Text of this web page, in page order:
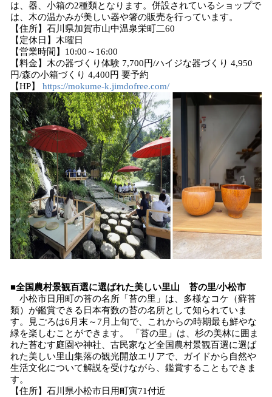
は、器、小箱の2種類となります。併設されているショップで
は、木の温かみが美しい器や箸の販売を行っています。
【住所】石川県加賀市山中温泉栄町二60
【定休日】木曜日
【営業時間】10:00～16:00
【料金】木の器づくり体験 7,700円/ハイジな器づくり 4,950
円/森の小箱づくり 4,400円 要予約
【HP】 https://mokume-k.jimdofree.com/
■全国農村景観百選に選ばれた美しい里山 苔の里/小松市
小松市日用町の苔の名所「苔の里」は、多様なコケ（蘚苔
類）が鑑賞できる日本有数の苔の名所として知られていま
す。見ごろは6月末～7月上旬で、これからの時期最も鮮やな
緑を楽しむことができます。 「苔の里」は、杉の美林に囲ま
れた苔むす庭園や神社、古民家など全国農村景観百選に選ば
れた美しい里山集落の観光開放エリアで、ガイドから自然や
生活文化について解説を受けながら、鑑賞することもできま
す。
【住所】石川県小松市日用町寅71付近